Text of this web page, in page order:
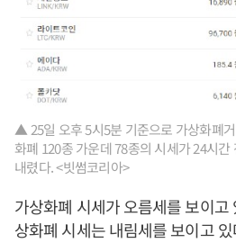
▲ 25일 오후 5시5분 기준으로 가상화폐
화폐 120종 가운데 78종의 시세가 24시
내렸다. <빗썸코리아>
가상화폐 시세가 오름세를 보이고
상화폐 시세는 내림세를 보이고